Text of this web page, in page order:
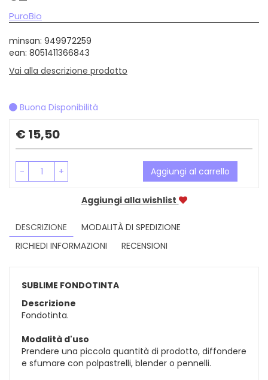
PuroBio
minsan: 949972259
ean: 8051411366843
Vai alla descrizione prodotto
Buona Disponibilità
Prezzo
€ 15,50
- + Aggiungi al carrello
Aggiungi alla wishlist
DESCRIZIONE
MODALITÀ DI SPEDIZIONE
RICHIEDI INFORMAZIONI
RECENSIONI
SUBLIME FONDOTINTA
Descrizione
Fondotinta.
Modalità d'uso
Prendere una piccola quantità di prodotto, diffondere
e sfumare con polpastrelli, blender o pennelli.